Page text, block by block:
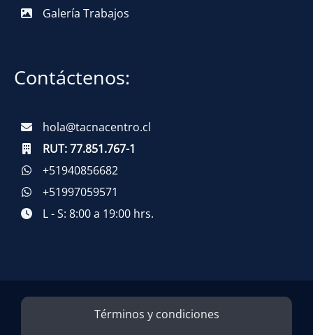
Galería Trabajos
Contáctenos:
hola@tacnacentro.cl
RUT:77.851.767-1
+51940856682
+51997059571
L - S: 8:00 a 19:00 hrs.
Términos y condiciones